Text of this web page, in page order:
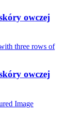
owczej
owczej